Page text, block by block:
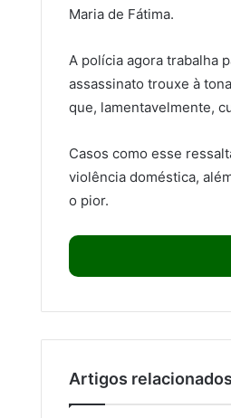
Maria de Fátima.
A polícia agora trabalha
assassinato trouxe à
que, lamentavelmente,
Casos como esse
violência doméstica,
o pior.
Artigos relacionados